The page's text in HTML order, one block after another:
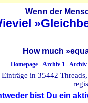
Wenn der
How much
Homepage-Archiv 1-Archiv
in 35442
bist Du ein